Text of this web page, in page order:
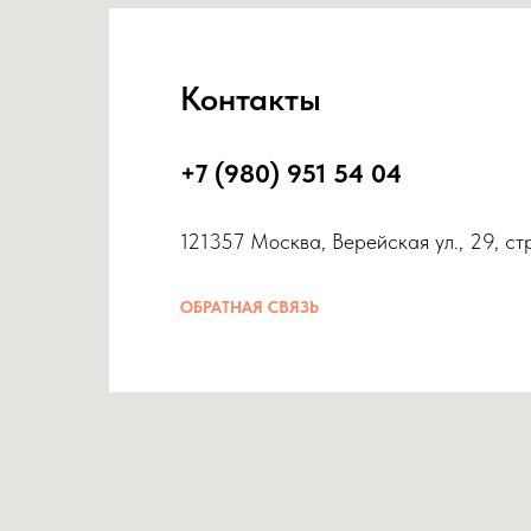
Контакты
+7 (980) 951 54 04
121357 Москва, Верейская ул., 29,
ОБРАТНАЯ СВЯЗЬ